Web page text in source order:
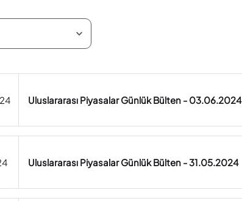
Uluslararası Piyasalar Günlük Bülten - 03.06.2024
Uluslararası Piyasalar Günlük Bülten - 31.05.2024